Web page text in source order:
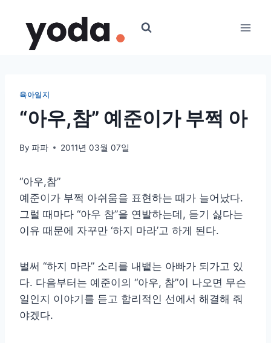
content
육아일지
“아우,참” 예준이가 부쩍 아
By 파파 2011년 03월 07일
“아우,참”
예준이가 부쩍 아쉬움을 표현하는 때가 늘어났다.
그럴 때마다 “아우 참”을 연발하는데, 듣기 싫다는
이유 때문에 자꾸만 ‘하지 마라’고 하게 된다.
벌써 “하지 마라” 소리를 내뱉는 아빠가 되가고 있
다. 다음부터는 예준이의 “아우, 참”이 나오면 무슨
일인지 이야기를 듣고 합리적인 선에서 해결해 줘
야겠다.